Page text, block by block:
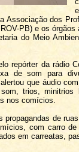
Associação dos
PB) e os
do Meio
repórter da rádio
de som para
que áudio
trios, minitrios
nos comícios.
propagandas de
com carro
em carreatas,